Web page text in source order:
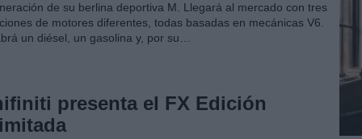
de su berlina deportiva M. Llegará al mercado con tres
de motores diferentes, todas basadas en mecánicas V6.
un diésel, un gasolina y, por su…
presenta el FX Edición